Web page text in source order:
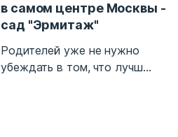
в самом центре Москвы -
сад "Эрмитаж"
Родителей уже не нужно
убеждать в том, что лучш...